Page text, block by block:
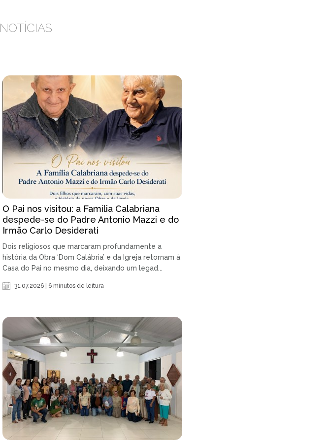
O Pai nos visitou: a Família Calabriana
despede-se do Padre Antonio Mazzi e do
Irmão Carlo Desiderati
Dois religiosos que marcaram profundamente a
história da Obra ‘Dom Calábria’ e da Igreja retornam à
Casa do Pai no mesmo dia, deixando um legad...
31.07.2026 | 6 minutos de leitura